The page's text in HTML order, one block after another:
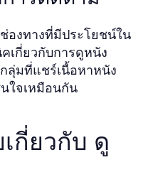
องทางที่มีประโยชน์ใน
เกี่ยวกับการดูหนัง
ลุ่มที่แชร์เนื้อหาหนัง
ใจเหมือนกัน
กี่ยวกับ ดู